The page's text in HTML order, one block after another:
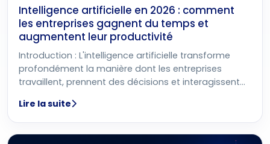
Intelligence artificielle en 2026 : comment
les entreprises gagnent du temps et
augmentent leur productivité
Introduction : L'intelligence artificielle transforme
profondément la manière dont les entreprises
travaillent, prennent des décisions et interagissent
Lire la suite